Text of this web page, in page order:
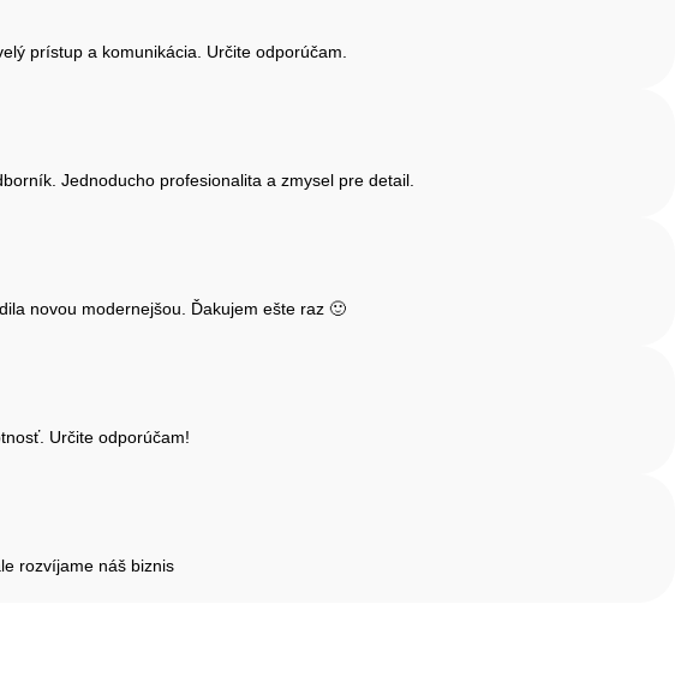
prístup a komunikácia. Určite odporúčam.
Jednoducho profesionalita a zmysel pre detail.
novou modernejšou. Ďakujem ešte raz 🙂
Určite odporúčam!
rozvíjame náš biznis